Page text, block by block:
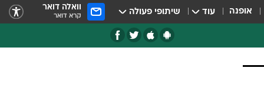
אופנה עוד שיתופי פעולה וואלה דואר
קרא דואר